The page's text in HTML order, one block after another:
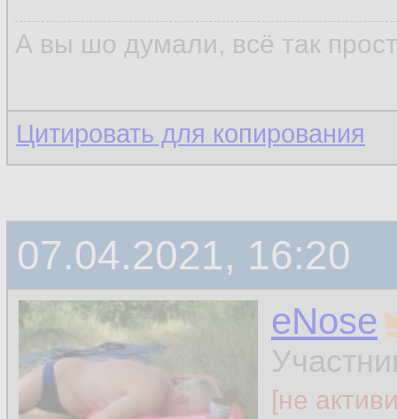
А вы шо думали, всё так
Цитировать для копирования
07.04.2021, 16:20
eNose
[не